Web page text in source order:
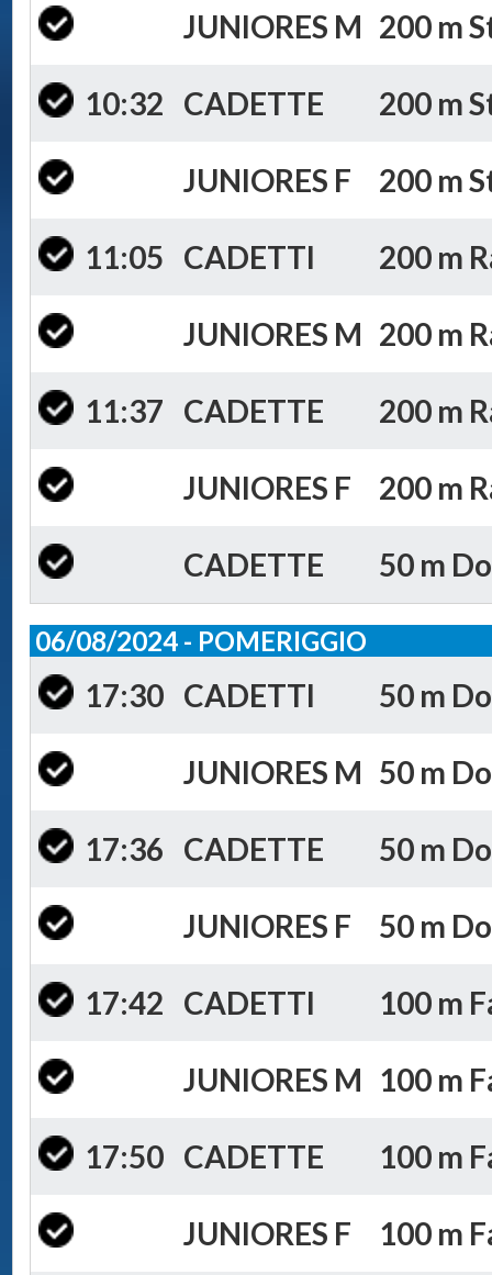
JUNIORES M 200 m
10:32 CADETTE 200 m
JUNIORES F 200 m
11:05 CADETTI 200 m
JUNIORES M 200 m
11:37 CADETTE 200 m
JUNIORES F 200 m
CADETTE 50 m
06/08/2024 - POMERIGGIO
17:30 CADETTI 50 m
JUNIORES M 50 m
17:36 CADETTE 50 m
JUNIORES F 50 m
17:42 CADETTI 100 m
JUNIORES M 100 m
17:50 CADETTE 100 m
JUNIORES F 100 m